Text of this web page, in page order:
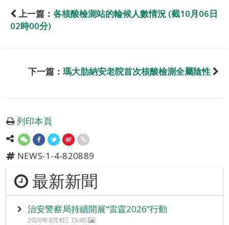
上一篇： 各核酸檢測站的輪候人數情況 (截10月06日
02時00分)
下一篇： 瑪大肋納安老院首次核酸檢測全屬陰性
列印本頁
NEWS-1-4-820889
最新新聞
治安警察局持續開展“雷霆2026”行動
2026年8月8日 15:40